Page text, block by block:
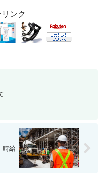
ンク
時給